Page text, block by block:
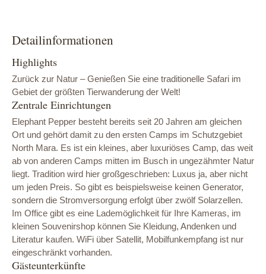
Detailinformationen
Highlights
Zurück zur Natur – Genießen Sie eine traditionelle Safari im
Gebiet der größten Tierwanderung der Welt!
Zentrale Einrichtungen
Elephant Pepper besteht bereits seit 20 Jahren am gleichen
Ort und gehört damit zu den ersten Camps im Schutzgebiet
North Mara. Es ist ein kleines, aber luxuriöses Camp, das weit
ab von anderen Camps mitten im Busch in ungezähmter Natur
liegt. Tradition wird hier großgeschrieben: Luxus ja, aber nicht
um jeden Preis. So gibt es beispielsweise keinen Generator,
sondern die Stromversorgung erfolgt über zwölf Solarzellen.
Im Office gibt es eine Lademöglichkeit für Ihre Kameras, im
kleinen Souvenirshop können Sie Kleidung, Andenken und
Literatur kaufen. WiFi über Satellit, Mobilfunkempfang ist nur
eingeschränkt vorhanden.
Gästeunterkünfte